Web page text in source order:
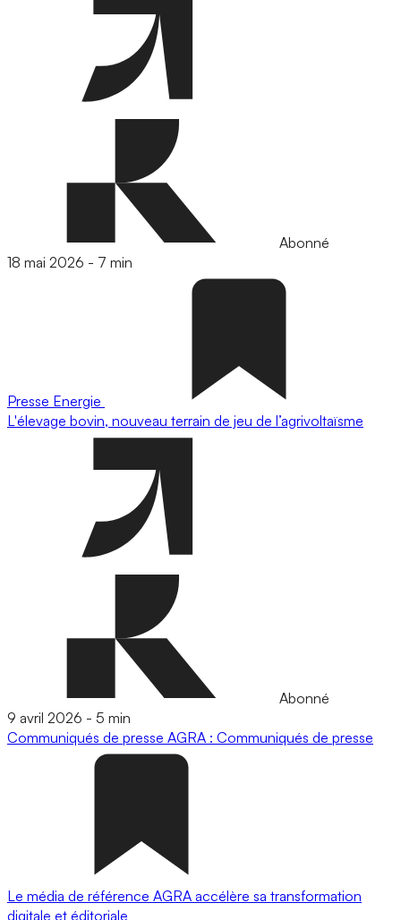
Abonné
18 mai 2026 - 7 min
Presse Energie
L'élevage bovin, nouveau terrain de jeu de l’agrivoltaïsme
Abonné
9 avril 2026 - 5 min
Communiqués de presse AGRA : Communiqués de presse
Le média de référence AGRA accélère sa transformation
digitale et éditoriale